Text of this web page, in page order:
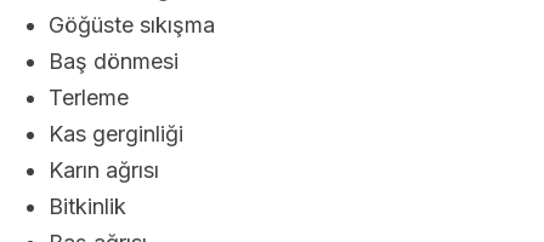
Göğüste sıkışma
Baş dönmesi
Terleme
Kas gerginliği
Karın ağrısı
Bitkinlik